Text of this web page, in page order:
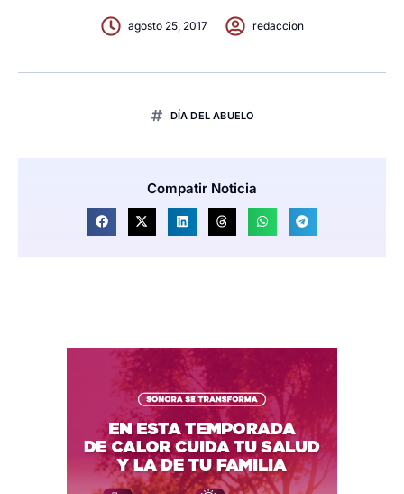
agosto 25, 2017 redaccion
DÍA DEL ABUELO
Compatir Noticia